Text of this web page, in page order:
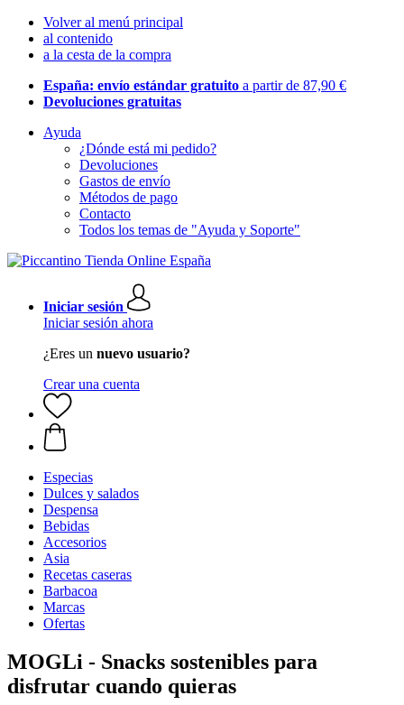
Volver al menú principal
al contenido
a la cesta de la compra
España: envío estándar gratuito a partir de 87,90 €
Devoluciones gratuitas
Ayuda
¿Dónde está mi pedido?
Devoluciones
Gastos de envío
Métodos de pago
Contacto
Todos los temas de "Ayuda y Soporte"
Iniciar sesión
Iniciar sesión ahora
¿Eres un nuevo usuario?
Crear una cuenta
Especias
Dulces y salados
Despensa
Bebidas
Accesorios
Asia
Recetas caseras
Barbacoa
Marcas
Ofertas
MOGLi - Snacks sostenibles para
disfrutar cuando quieras